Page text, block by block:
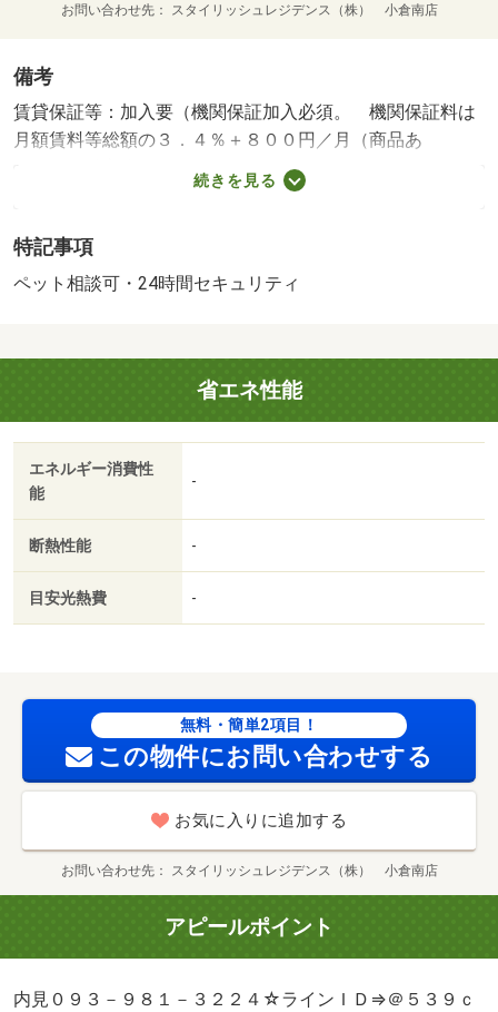
お問い合わせ先 スタイリッシュレジデンス（株） 小倉南店
備考
賃貸保証等：加入要（機関保証加入必須。 機関保証料は
月額賃料等総額の３．４％＋８００円／月（商品あ
り））・鍵交換代：あり１６，５００円～・２ＬＤＫで
広々ファミリー様や同棲される方にもオススメ♪ペット飼育
す！収納スペース盛沢山♪モニター付きインターホンで安心
♪・駐輪場：有/ＩＣロック電池（初回） 2750円/室内清掃
続きを見る
特記事項
ペット相談可・24時間セキュリティ
省エネ性能
エネルギー消費性
能
-
断熱性能 -
目安光熱費 -
無料・簡単2項目！
この物件にお問い合わせする
お気に入りに追加する
お問い合わせ先 スタイリッシュレジデンス（株） 小倉南店
アピールポイント
内見０９３－９８１－３２２４☆ラインＩＤ⇒＠５３９ｃ